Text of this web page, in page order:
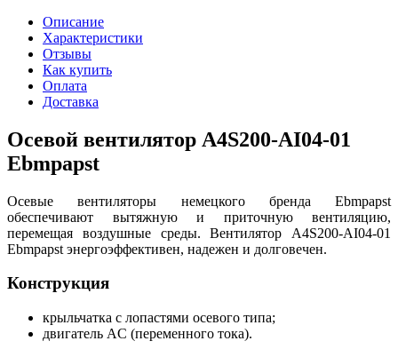
Описание
Характеристики
Отзывы
Как купить
Оплата
Доставка
Осевой вентилятор A4S200-AI04-01
Ebmpapst
Осевые вентиляторы немецкого бренда Ebmpapst
обеспечивают вытяжную и приточную вентиляцию,
перемещая воздушные среды. Вентилятор A4S200-AI04-01
Ebmpapst энергоэффективен, надежен и долговечен.
Конструкция
крыльчатка с лопастями осевого типа;
двигатель AC (переменного тока).